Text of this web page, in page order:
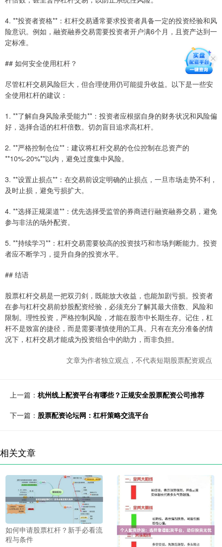
4. **投资者资格**：杠杆交易通常要求投资者具备一定的投资经验和风
险意识。例如，融资融券交易需要投资者开户满6个月，且资产达到一
定标准。
## 如何安全使用杠杆？
尽管杠杆交易风险巨大，但合理使用仍可能提升收益。以下是一些安
全使用杠杆的建议：
1. **了解自身风险承受能力**：投资者应根据自身的财务状况和风险偏
好，选择合适的杠杆倍数。切勿盲目追求高杠杆。
2. **严格控制仓位**：建议将杠杆交易的仓位控制在总资产的
**10%-20%**以内，避免过度集中风险。
3. **设置止损点**：在交易前设定明确的止损点，一旦市场走势不利，
及时止损，避免亏损扩大。
4. **选择正规渠道**：优先选择受监管的券商进行融资融券交易，避免
参与非法的场外配资。
5. **持续学习**：杠杆交易需要较高的投资技巧和市场判断能力。投资
者应不断学习，提升自身的投资水平。
## 结语
股票杠杆交易是一把双刃剑，既能放大收益，也能加剧亏损。投资者
在参与杠杆交易前炒股配资经验，必须充分了解其最大倍数、风险和
限制。理性投资，严格控制风险，才能在股市中长期生存。记住，杠
杆不是致富的捷径，而是需要谨慎使用的工具。只有在充分准备的情
况下，杠杆交易才能成为投资组合中的助力，而非负担。
文章为作者独立观点，不代表短期股票配资观点
上一篇： 杭州线上配资平台有哪些？正规安全股票配资公司推荐
下一篇： 股票配资论坛网：杠杆策略交流平台
相关文章
如何申请股票杠杆？新手必看流
程与条件